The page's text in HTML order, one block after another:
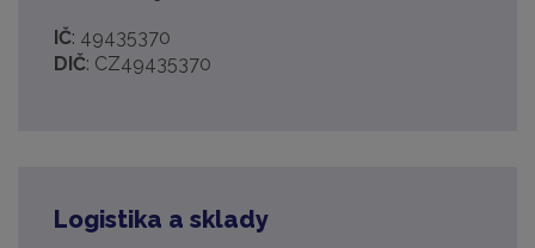
IČ: 49435370
DIČ: CZ49435370
Logistika a sklady